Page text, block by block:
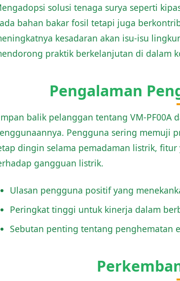
solusi tenaga surya seperti
bahan bakar fosil tetapi juga
kesadaran akan isu-isu
praktik berkelanjutan di dalam
Pengalaman
balik pelanggan tentang VM-PF00A
Pengguna sering memuji
dingin selama pemadaman listrik,
gangguan listrik.
Ulasan pengguna positif yang
Peringkat tinggi untuk kinerja dalam
Sebutan penting tentang penghematan